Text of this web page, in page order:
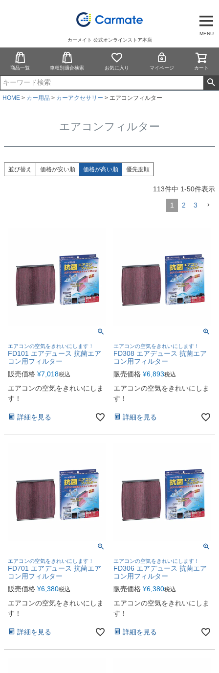
MENU
カーメイト 公式オンラインストア本店
商品一覧 車種別適合検索 お気に入り マイページ カート
HOME カー用品 カーアクセサリー エアコンフィルター
エアコンフィルター
並び替え 価格が安い順 価格が高い順 優先度順
113件中 1-50件表示
1 2 3
エアコンの空気をきれいにします！
FD101 エアデュース 抗菌エア
コン用フィルター
販売価格 ¥7,018税込
エアコンの空気をきれいにしま
す！
詳細を見る
エアコンの空気をきれいにします！
FD308 エアデュース 抗菌エア
コン用フィルター
販売価格 ¥6,893税込
エアコンの空気をきれいにしま
す！
詳細を見る
エアコンの空気をきれいにします！
FD701 エアデュース 抗菌エア
コン用フィルター
販売価格 ¥6,380税込
エアコンの空気をきれいにしま
す！
詳細を見る
エアコンの空気をきれいにします！
FD306 エアデュース 抗菌エア
コン用フィルター
販売価格 ¥6,380税込
エアコンの空気をきれいにしま
す！
詳細を見る